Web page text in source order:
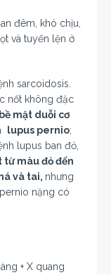
đêm, khó chịu,
và tuyến lện ở
sarcoidosis.
nốt không đặc
bề mặt duỗi cơ
lupus pernio;
lupus ban đỏ,
từ màu đỏ đến
và tai, nhưng
nặng có
+ X quang